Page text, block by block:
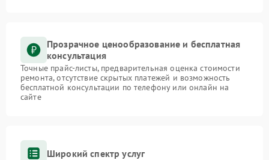
Прозрачное ценообразование и бесплатная
консультация
Точные прайс-листы, предварительная оценка стоимости
ремонта, отсутствие скрытых платежей и возможность
бесплатной консультации по телефону или онлайн на
сайте
Широкий спектр услуг